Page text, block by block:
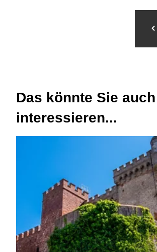
Das könnte Sie auch
interessieren...